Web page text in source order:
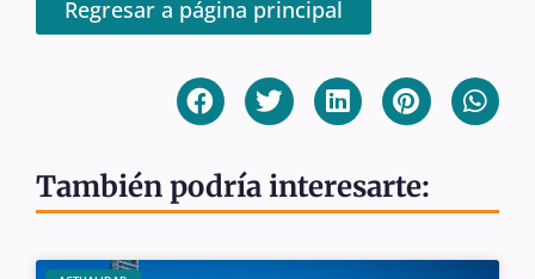
Regresar a página principal
También podría interesarte: